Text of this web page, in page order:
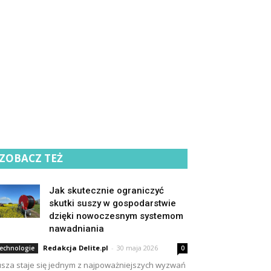
TEŻ
Jak skutecznie ograniczyć
skutki suszy w gospodarstwie
dzięki nowoczesnym systemom
nawadniania
Redakcja Delite.pl - 30 maja 2026 0
staje się jednym z najpoważniejszych wyzwań